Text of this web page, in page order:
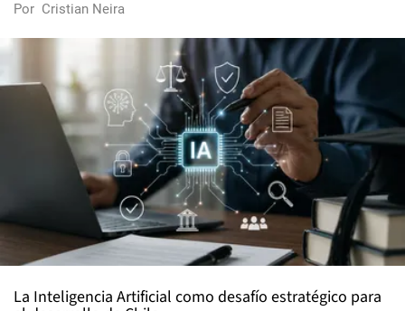
Por Cristian Neira
La Inteligencia Artificial como desafío estratégico para